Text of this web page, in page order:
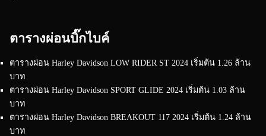
ตารางผ่อนบิ๊กไบค์
ตารางผ่อน Harley Davidson LOW RIDER ST 2024 เริ่มต้น 1.26 ล้าน
บาท
ตารางผ่อน Harley Davidson SPORT GLIDE 2024 เริ่มต้น 1.03 ล้าน
บาท
ตารางผ่อน Harley Davidson BREAKOUT 117 2024 เริ่มต้น 1.24 ล้าน
บาท